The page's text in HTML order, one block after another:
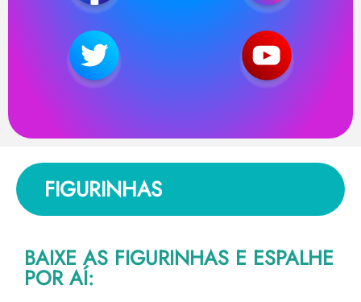
FIGURINHAS
BAIXE AS FIGURINHAS E ESPALHE
POR AÍ: